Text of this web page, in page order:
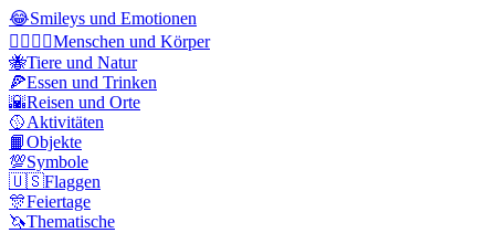
😂Smileys und Emotionen
👩‍❤️‍💋‍👨Menschen und Körper
🐝Tiere und Natur
🍕Essen und Trinken
🌇Reisen und Orte
🥎Aktivitäten
📙Objekte
💯Symbole
🇺🇸Flaggen
🎊Feiertage
🦄Thematische